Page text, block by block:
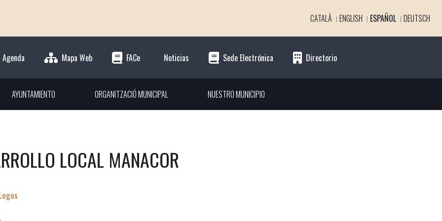
CATALÀ ENGLISH ESPAÑOL DEUTSCH
Agenda Mapa Web FACe Noticias Sede Electrónica Directorio
AYUNTAMIENTO ORGANITZACIÓ MUNICIPAL NUESTRO MUNICIPIO
LOCAL MANACOR